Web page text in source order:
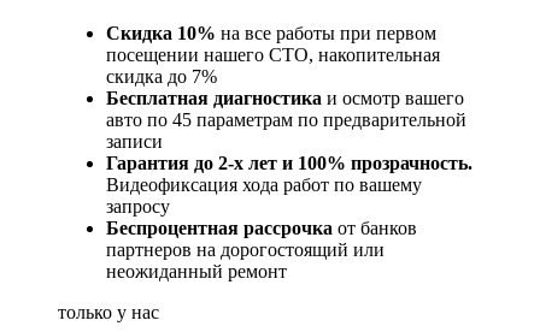
Скидка 10% на все работы при первом
посещении нашего СТО, накопительная
скидка до 7%
Бесплатная диагностика и осмотр вашего
авто по 45 параметрам по предварительной
записи
Гарантия до 2-х лет и 100% прозрачность.
Видеофиксация хода работ по вашему
запросу
Беспроцентная рассрочка от банков
партнеров на дорогостоящий или
неожиданный ремонт
только у нас